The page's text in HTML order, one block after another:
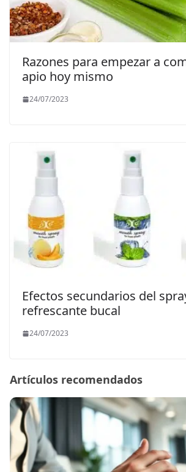
Razones para empezar a
apio hoy mismo
24/07/2023
Efectos secundarios del
refrescante bucal
24/07/2023
Artículos recomendados